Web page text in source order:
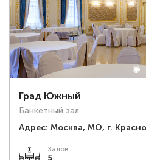
Град Южный
Банкетный зал
Адрес: Москва, МО, г.
Залов
5